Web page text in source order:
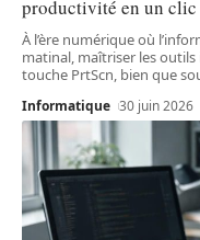
productivité en un clic
À l’ère numérique où
matinal, maîtriser les
touche PrtScn, bien que
Informatique 30 juin 2026